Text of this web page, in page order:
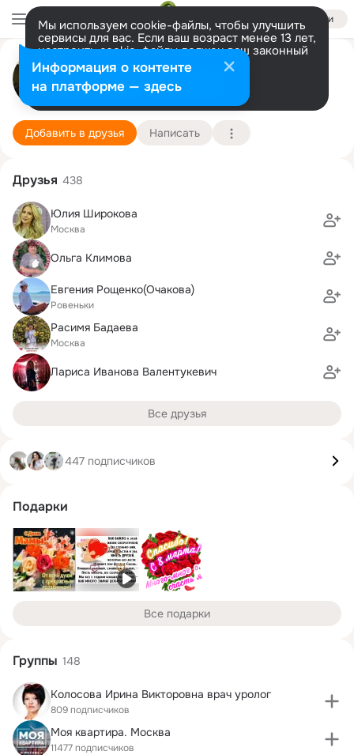
Войти
Мы используем cookie-файлы, чтобы улучшить
сервисы для вас. Если ваш возраст менее 13 лет,
настроить cookie-файлы должен ваш законный
представитель. Больше информации
Разрешить все Настроить
Аграфена Кочерга(Налётова)
Москва 5 ноября (62 года)
Добавить в друзья Написать
Друзья 438
Юлия Широкова
Москва
Ольга Климова
Евгения Рощенко(Очакова)
Ровеньки
Расимя Бадаева
Москва
Лариса Иванова Валентукевич
Все друзья
447 подписчиков
Подарки
Все подарки
Группы 148
Колосова Ирина Викторовна врач уролог
809 подписчиков
Моя квартира. Москва
11477 подписчиков
Информация о контенте
на платформе — здесь